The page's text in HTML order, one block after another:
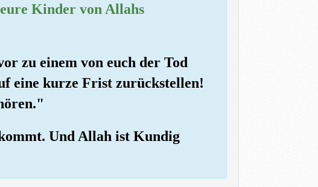
Kinder von Allahs
zu einem von euch der Tod
eine kurze Frist zurückstellen!
Und Allah ist Kundig